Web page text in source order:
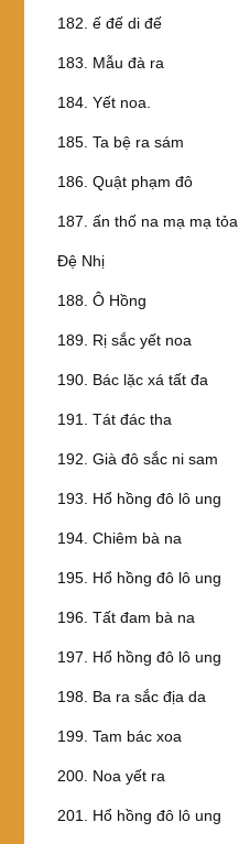
182. ế đế di đế
183. Mẫu đà ra
184. Yết noa.
185. Ta bệ ra sám
186. Quật phạm đô
187. ấn thố na mạ mạ tỏa.
Ðệ Nhị
188. Ô Hồng
189. Rị sắc yết noa
190. Bác lặc xá tất đa
191. Tát đác tha
192. Già đô sắc ni sam
193. Hổ hồng đô lô ung
194. Chiêm bà na
195. Hổ hồng đô lô ung
196. Tất đam bà na
197. Hổ hồng đô lô ung
198. Ba ra sắc địa da
199. Tam bác xoa
200. Noa yết ra
201. Hổ hồng đô lô ung